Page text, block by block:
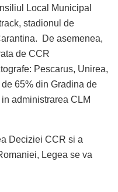
Local Municipal
stadionul de
De asemenea,
de CCR
Pescarus, Unirea,
65% din Gradina de
administrarea CLM
Deciziei CCR si a
Legea se va